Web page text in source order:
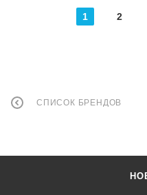
1 2
СПИСОК БРЕНДОВ